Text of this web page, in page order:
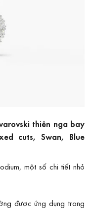
thiên nga bay
cuts, Swan, Blue
một số chi tiết nhỏ
được ứng dụng trong